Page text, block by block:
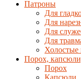
Патроны
Для
Для
Для
Для
Холостые
Порох,
Порох
Капсюли